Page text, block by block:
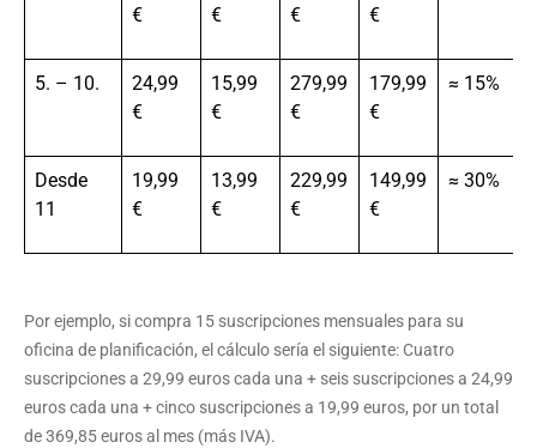
€
€
€
€
5. – 10.
24,99
€
15,99
€
279,99
€
179,99
€
≈ 15%
Desde
11
19,99
€
13,99
€
229,99
€
149,99
€
≈ 30%
Por ejemplo, si compra 15 suscripciones mensuales para su
oficina de planificación, el cálculo sería el siguiente: Cuatro
suscripciones a 29,99 euros cada una + seis suscripciones a 24,99
euros cada una + cinco suscripciones a 19,99 euros, por un total
de 369,85 euros al mes (más IVA).